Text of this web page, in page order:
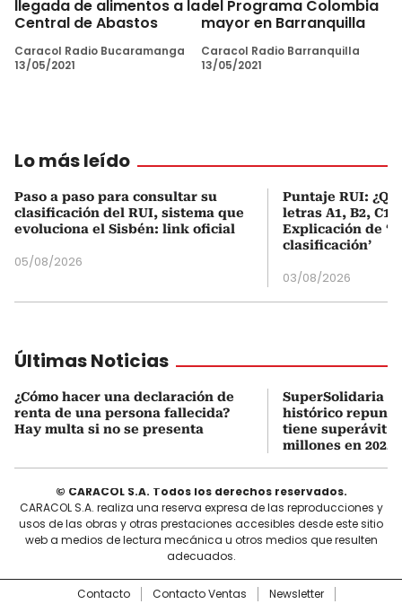
llegada de alimentos a la
Central de Abastos
Caracol Radio Bucaramanga
13/05/2021
del Programa Colombia
mayor en Barranquilla
Caracol Radio Barranquilla
13/05/2021
Lo más leído
Paso a paso para consultar su
clasificación del RUI, sistema que
evoluciona el Sisbén: link oficial
05/08/2026
Puntaje RUI:
letras A1, B2, C1
Explicación de
clasificación’
03/08/2026
Últimas Noticias
¿Cómo hacer una declaración de
renta de una persona fallecida?
Hay multa si no se presenta
SuperSolidaria
histórico
tiene superávit
millones en 2025
© CARACOL S.A. Todos los derechos reservados.
CARACOL S.A. realiza una reserva expresa de las reproducciones y
usos de las obras y otras prestaciones accesibles desde este sitio
web a medios de lectura mecánica u otros medios que resulten
adecuados.
Contacto Contacto Ventas Newsletter